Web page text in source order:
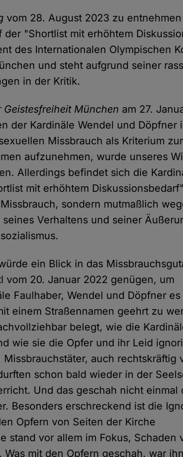
vom 28. August 2023 zu
der "Shortlist mit erhöhtem
des Internationalen Olympischen
und steht aufgrund seiner
in der Kritik.
Geistesfreiheit München am 27.
der Kardinäle Wendel und Döpfner
Missbrauch als Kriterium zur
aufzunehmen, wurde unseres
Allerdings befindet sich die
mit erhöhtem
sondern mutmaßlich
Verhaltens und seiner
ein Blick in das
vom 20. Januar 2022 genügen, um
Faulhaber, Wendel und Döpfner
einem Straßennamen geehrt zu
belegt, wie die
wie sie die Opfer und ihr Leid
Missbrauchstäter, auch rechtskräftig
schon bald wieder in der
Und das geschah nicht einmal
Besonders erschreckend ist die
Opfern von Seiten der Kirche
stand vor allem im Fokus, Schaden
mit den Opfern geschah, war